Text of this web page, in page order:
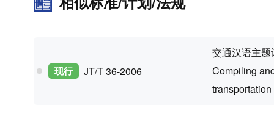
现行 JT/T 36-2006
交通汉语主
Compiling
transportation